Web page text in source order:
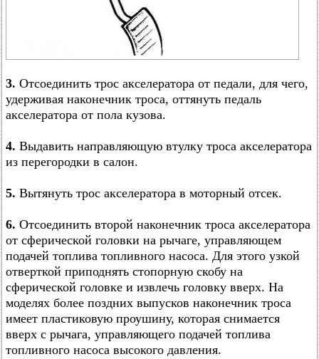
3. Отсоединить трос акселератора от педали, для чего,
удерживая наконечник троса, оттянуть педаль
акселератора от пола кузова.
4. Выдавить направляющую втулку троса акселератора
из перегородки в салон.
5. Вытянуть трос акселератора в моторный отсек.
6. Отсоединить второй наконечник троса акселератора
от сферической головки на рычаге, управляющем
подачей топлива топливного насоса. Для этого узкой
отверткой приподнять стопорную скобу на
сферической головке и извлечь головку вверх. На
моделях более поздних выпусков наконечник троса
имеет пластиковую проушину, которая снимается
вверх с рычага, управляющего подачей топлива
топливного насоса высокого давления.